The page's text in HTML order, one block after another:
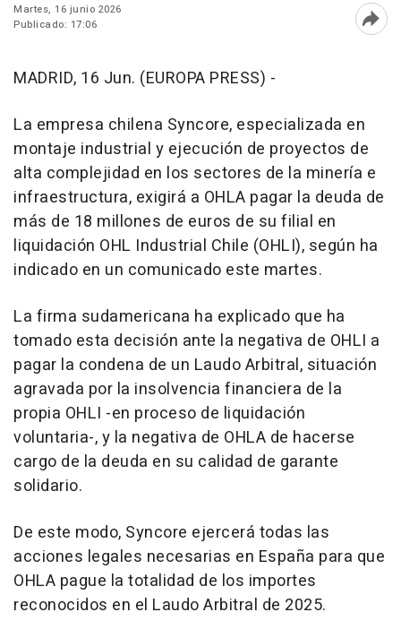
Martes, 16 junio 2026
Publicado: 17:06
MADRID, 16 Jun. (EUROPA PRESS) -
La empresa chilena Syncore, especializada en
montaje industrial y ejecución de proyectos de
alta complejidad en los sectores de la minería e
infraestructura, exigirá a OHLA pagar la deuda de
más de 18 millones de euros de su filial en
liquidación OHL Industrial Chile (OHLI), según ha
indicado en un comunicado este martes.
La firma sudamericana ha explicado que ha
tomado esta decisión ante la negativa de OHLI a
pagar la condena de un Laudo Arbitral, situación
agravada por la insolvencia financiera de la
propia OHLI -en proceso de liquidación
voluntaria-, y la negativa de OHLA de hacerse
cargo de la deuda en su calidad de garante
solidario.
De este modo, Syncore ejercerá todas las
acciones legales necesarias en España para que
OHLA pague la totalidad de los importes
reconocidos en el Laudo Arbitral de 2025.